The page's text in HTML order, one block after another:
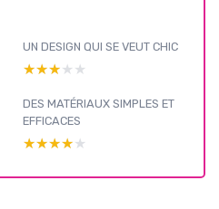
UN DESIGN QUI SE VEUT CHIC
★★★★★
★★★★★
DES MATÉRIAUX SIMPLES ET
EFFICACES
★★★★★
★★★★★